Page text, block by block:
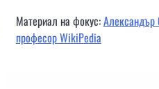
Материал на фокус:Александър
професор WikiPedia